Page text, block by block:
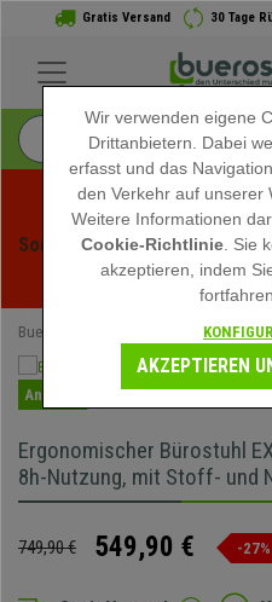
Gratis Versand 30 Tage
Sommerschlussverauf bei
für kurze Zeit -
Buerostuhlpro
Angebot
Ergonomischer Bürostuhl
8h-Nutzung, mit Stoff- und
749,90 € 549,90 € -27%
Wir verwenden eigene
Drittanbietern. Dabei
erfasst und das
den Verkehr auf unserer
Weitere Informationen
Cookie-Richtlinie . Sie
akzeptieren, indem
AKZEPTIEREN